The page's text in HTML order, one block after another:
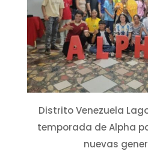
Distrito Venezuela
temporada de Alpha
nuevas